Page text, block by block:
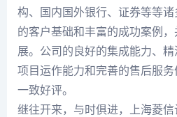
构、国内国外银行、证券等等
的客户基础和丰富的成功案例
展。公司的良好的集成能力、
项目运作能力和完善的售后服
一致好评。
继往开来，与时俱进，上海菱